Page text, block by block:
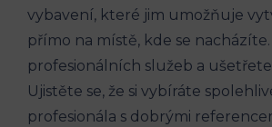
vybavení, které jim umožňuje
⁤přímo na místě, kde se⁤
profesionálních služeb a ušetřete
Ujistěte se, že si vybíráte⁣
profesionála ‍s dobrými